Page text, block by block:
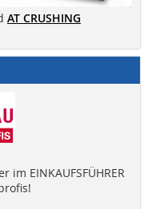
AT CRUSHING
EINKAUFSFÜHRER